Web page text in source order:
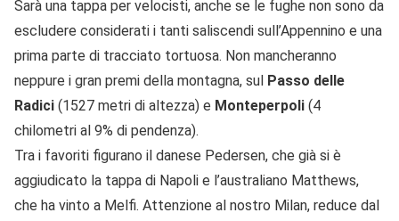
Sarà una tappa per velocisti, anche se le fughe non sono da
escludere considerati i tanti saliscendi sull’Appennino e una
prima parte di tracciato tortuosa. Non mancheranno
neppure i gran premi della montagna, sul Passo delle
Radici (1527 metri di altezza) e Monteperpoli (4
chilometri al 9% di pendenza).
Tra i favoriti figurano il danese Pedersen, che già si è
aggiudicato la tappa di Napoli e l’australiano Matthews,
che ha vinto a Melfi. Attenzione al nostro Milan, reduce dal